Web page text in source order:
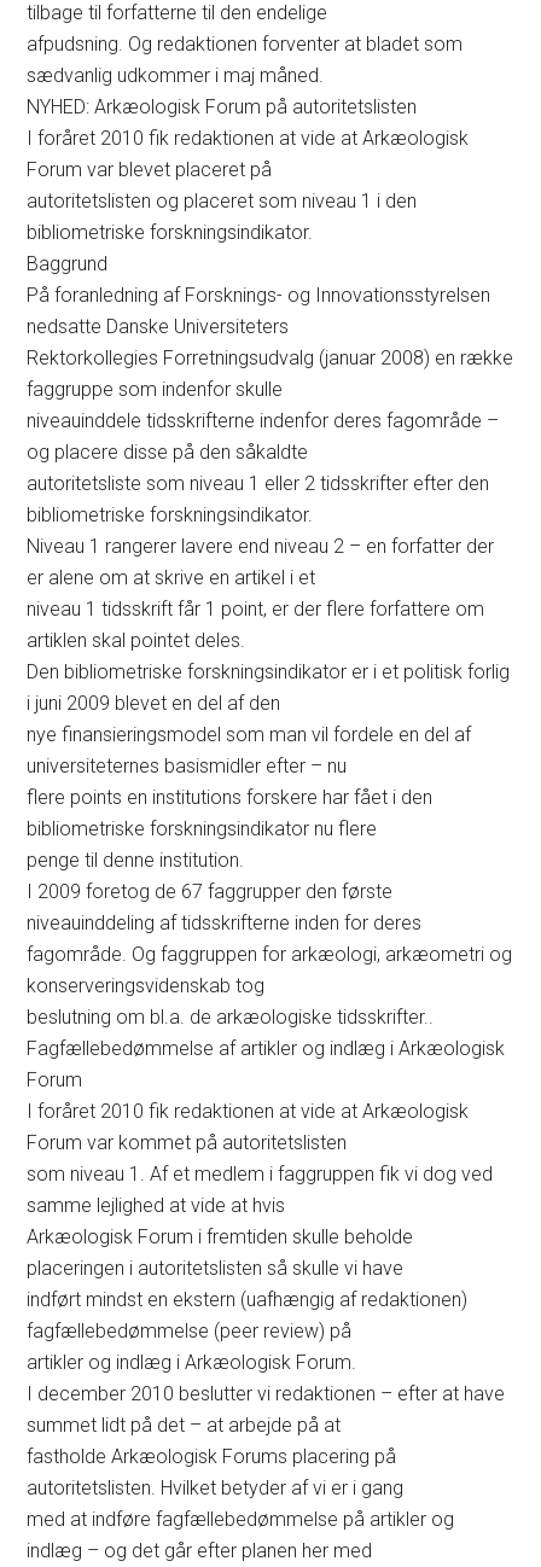
tilbage til forfatterne til den endelige
afpudsning. Og redaktionen forventer at bladet som
sædvanlig udkommer i maj måned.
NYHED: Arkæologisk Forum på autoritetslisten
I foråret 2010 fik redaktionen at vide at Arkæologisk
Forum var blevet placeret på
autoritetslisten og placeret som niveau 1 i den
bibliometriske forskningsindikator.
Baggrund
På foranledning af Forsknings- og Innovationsstyrelsen
nedsatte Danske Universiteters
Rektorkollegies Forretningsudvalg (januar 2008) en række
faggruppe som indenfor skulle
niveauinddele tidsskrifterne indenfor deres fagområde –
og placere disse på den såkaldte
autoritetsliste som niveau 1 eller 2 tidsskrifter efter den
bibliometriske forskningsindikator.
Niveau 1 rangerer lavere end niveau 2 – en forfatter der
er alene om at skrive en artikel i et
niveau 1 tidsskrift får 1 point, er der flere forfattere om
artiklen skal pointet deles.
Den bibliometriske forskningsindikator er i et politisk forlig
i juni 2009 blevet en del af den
nye finansieringsmodel som man vil fordele en del af
universiteternes basismidler efter – nu
flere points en institutions forskere har fået i den
bibliometriske forskningsindikator nu flere
penge til denne institution.
I 2009 foretog de 67 faggrupper den første
niveauinddeling af tidsskrifterne inden for deres
fagområde. Og faggruppen for arkæologi, arkæometri og
konserveringsvidenskab tog
beslutning om bl.a. de arkæologiske tidsskrifter..
Fagfællebedømmelse af artikler og indlæg i Arkæologisk
Forum
I foråret 2010 fik redaktionen at vide at Arkæologisk
Forum var kommet på autoritetslisten
som niveau 1. Af et medlem i faggruppen fik vi dog ved
samme lejlighed at vide at hvis
Arkæologisk Forum i fremtiden skulle beholde
placeringen i autoritetslisten så skulle vi have
indført mindst en ekstern (uafhængig af redaktionen)
fagfællebedømmelse (peer review) på
artikler og indlæg i Arkæologisk Forum.
I december 2010 beslutter vi redaktionen – efter at have
summet lidt på det – at arbejde på at
fastholde Arkæologisk Forums placering på
autoritetslisten. Hvilket betyder af vi er i gang
med at indføre fagfællebedømmelse på artikler og
indlæg – og det går efter planen her med